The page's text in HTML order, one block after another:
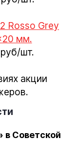
Rosso Grey
мм.
шт.
акции
в Советской